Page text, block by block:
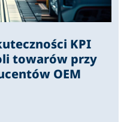
KPI
towarów przy
OEM